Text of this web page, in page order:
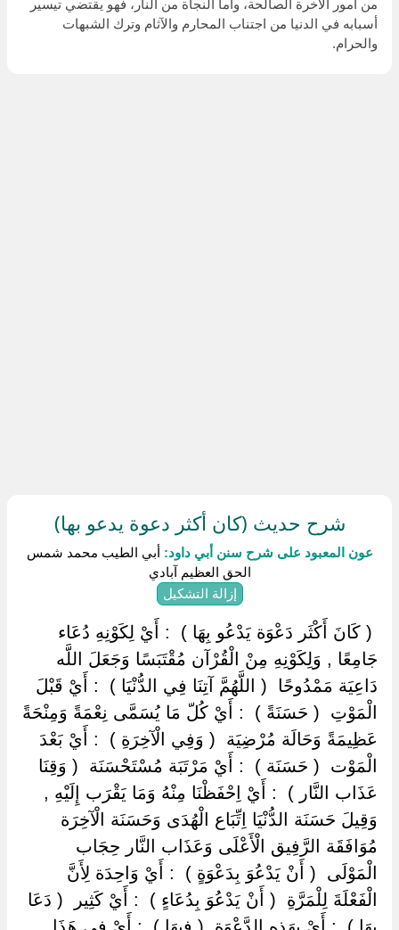
من أمور الأخرة الصالحة، وأما النجاة من النار، فهو يقتضي تيسير
أسبابه في الدنيا من اجتناب المحارم والآثام وترك الشبهات
والحرام.
شرح حديث (كان أكثر دعوة يدعو بها)
عون المعبود على شرح سنن أبي داود: أبي الطيب محمد شمس
الحق العظيم آبادي
إزالة التشكيل
‏ ‏( كَانَ أَكْثَر دَعْوَة يَدْعُو بِهَا ) ‏ ‏: أَيْ لِكَوْنِهِ دُعَاء
جَامِعًا , وَلِكَوْنِهِ مِنْ الْقُرْآن مُقْتَبَسًا وَجَعَلَ اللَّه
دَاعِيَة مَمْدُوحًا ‏ ‏( اللَّهُمَّ آتِنَا فِي الدُّنْيَا ) ‏ ‏: أَيْ قَبْلَ
الْمَوْتِ ‏ ‏( حَسَنَةً ) ‏ ‏: أَيْ كُلّ مَا يُسَمَّى نِعْمَةً وَمِنْحَةً
عَظِيمَةً وَحَالَة مُرْضِيَة ‏ ‏( وَفِي الْآخِرَةِ ) ‏ ‏: أَيْ بَعْدَ
الْمَوْت ‏ ‏( حَسَنَة ) ‏ ‏: أَيْ مَرْتَبَة مُسْتَحْسَنَة ‏ ‏( وَقِنَا
عَذَاب النَّار ) ‏ ‏: أَيْ اِحْفَظْنَا مِنْهُ وَمَا يَقْرَب إِلَيْهِ ,
وَقِيلَ حَسَنَة الدُّنْيَا اِتِّبَاع الْهُدَى وَحَسَنَة الْآخِرَة
مُوَافَقَة الرَّفِيق الْأَعْلَى وَعَذَاب النَّار حِجَاب
الْمَوْلَى ‏ ‏( أَنْ يَدْعُوَ بِدَعْوَةٍ ) ‏ ‏: أَيْ وَاحِدَة لِأَنَّ
الْفَعْلَةَ لِلْمَرَّةِ ‏ ‏( أَنْ يَدْعُوَ بِدُعَاءٍ ) ‏ ‏: أَيْ كَثِير ‏ ‏( دَعَا